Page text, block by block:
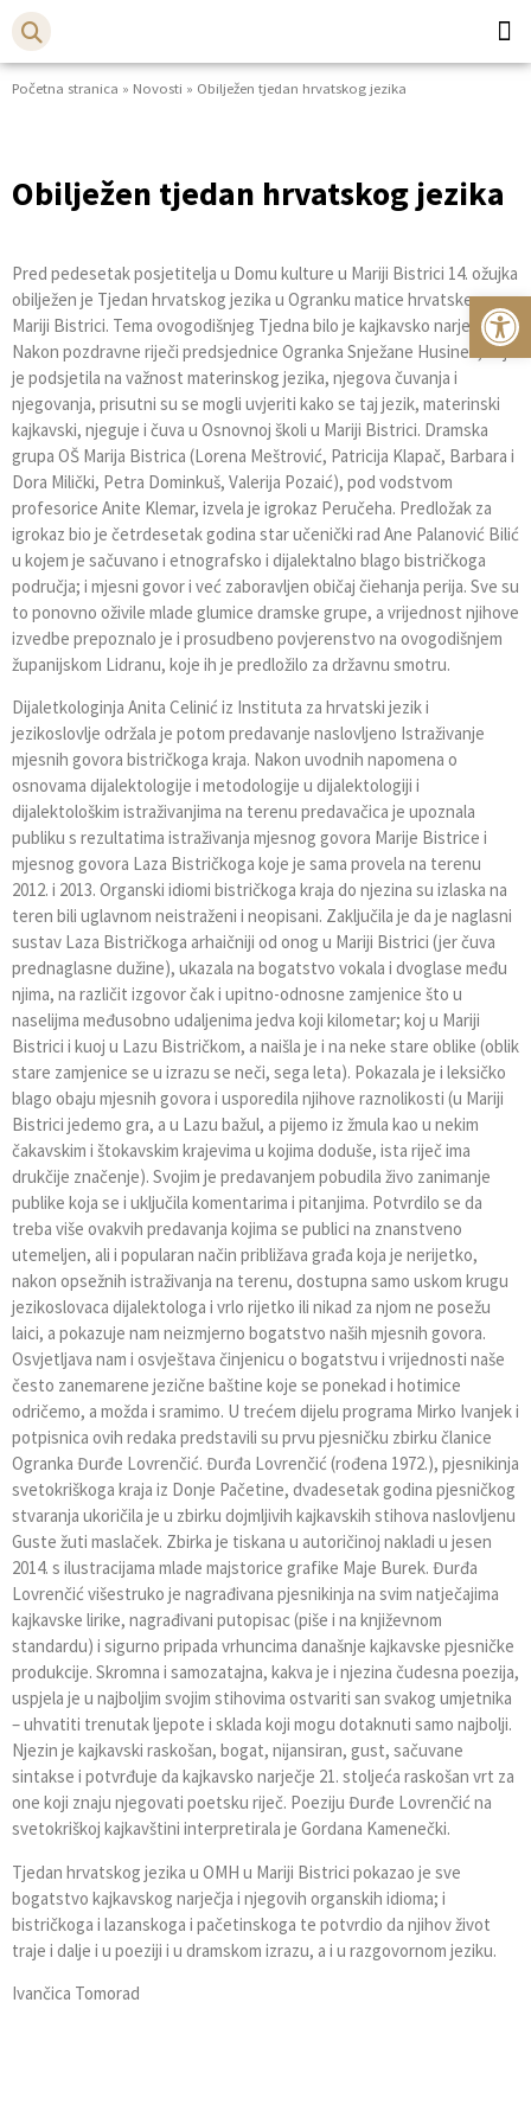
Početna stranica » Novosti » Obilježen tjedan hrvatskog jezika
Obilježen tjedan hrvatskog jezika
Pred pedesetak posjetitelja u Domu kulture u Mariji Bistrici 14. ožujka
obilježen je Tjedan hrvatskog jezika u Ogranku matice hrvatske u
Mariji Bistrici. Tema ovogodišnjeg Tjedna bilo je kajkavsko narječje.
Nakon pozdravne riječi predsjednice Ogranka Snježane Husinec, koja
je podsjetila na važnost materinskog jezika, njegova čuvanja i
njegovanja, prisutni su se mogli uvjeriti kako se taj jezik, materinski
kajkavski, njeguje i čuva u Osnovnoj školi u Mariji Bistrici. Dramska
grupa OŠ Marija Bistrica (Lorena Meštrović, Patricija Klapač, Barbara i
Dora Milički, Petra Dominkuš, Valerija Pozaić), pod vodstvom
profesorice Anite Klemar, izvela je igrokaz Peručeha. Predložak za
igrokaz bio je četrdesetak godina star učenički rad Ane Palanović Bilić
u kojem je sačuvano i etnografsko i dijalektalno blago bistričkoga
područja; i mjesni govor i već zaboravljen običaj čiehanja perija. Sve su
to ponovno oživile mlade glumice dramske grupe, a vrijednost njihove
izvedbe prepoznalo je i prosudbeno povjerenstvo na ovogodišnjem
županijskom Lidranu, koje ih je predložilo za državnu smotru.
Dijaletkologinja Anita Celinić iz Instituta za hrvatski jezik i
jezikoslovlje održala je potom predavanje naslovljeno Istraživanje
mjesnih govora bistričkoga kraja. Nakon uvodnih napomena o
osnovama dijalektologije i metodologije u dijalektologiji i
dijalektološkim istraživanjima na terenu predavačica je upoznala
publiku s rezultatima istraživanja mjesnog govora Marije Bistrice i
mjesnog govora Laza Bistričkoga koje je sama provela na terenu
2012. i 2013. Organski idiomi bistričkoga kraja do njezina su izlaska na
teren bili uglavnom neistraženi i neopisani. Zaključila je da je naglasni
sustav Laza Bistričkoga arhaičniji od onog u Mariji Bistrici (jer čuva
prednaglasne dužine), ukazala na bogatstvo vokala i dvoglase među
njima, na različit izgovor čak i upitno-odnosne zamjenice što u
naselijma međusobno udaljenima jedva koji kilometar; koj u Mariji
Bistrici i kuoj u Lazu Bistričkom, a naišla je i na neke stare oblike (oblik
stare zamjenice se u izrazu se neči, sega leta). Pokazala je i leksičko
blago obaju mjesnih govora i usporedila njihove raznolikosti (u Mariji
Bistrici jedemo gra, a u Lazu bažul, a pijemo iz žmula kao u nekim
čakavskim i štokavskim krajevima u kojima doduše, ista riječ ima
drukčije značenje). Svojim je predavanjem pobudila živo zanimanje
publike koja se i uključila komentarima i pitanjima. Potvrdilo se da
treba više ovakvih predavanja kojima se publici na znanstveno
utemeljen, ali i popularan način približava građa koja je nerijetko,
nakon opsežnih istraživanja na terenu, dostupna samo uskom krugu
jezikoslovaca dijalektologa i vrlo rijetko ili nikad za njom ne posežu
laici, a pokazuje nam neizmjerno bogatstvo naših mjesnih govora.
Osvjetljava nam i osvještava činjenicu o bogatstvu i vrijednosti naše
često zanemarene jezične baštine koje se ponekad i hotimice
odričemo, a možda i sramimo. U trećem dijelu programa Mirko Ivanjek i
potpisnica ovih redaka predstavili su prvu pjesničku zbirku članice
Ogranka Đurđe Lovrenčić. Đurđa Lovrenčić (rođena 1972.), pjesnikinja
svetokriškoga kraja iz Donje Pačetine, dvadesetak godina pjesničkog
stvaranja ukoričila je u zbirku dojmljivih kajkavskih stihova naslovljenu
Guste žuti maslaček. Zbirka je tiskana u autoričinoj nakladi u jesen
2014. s ilustracijama mlade majstorice grafike Maje Burek. Đurđa
Lovrenčić višestruko je nagrađivana pjesnikinja na svim natječajima
kajkavske lirike, nagrađivani putopisac (piše i na književnom
standardu) i sigurno pripada vrhuncima današnje kajkavske pjesničke
produkcije. Skromna i samozatajna, kakva je i njezina čudesna poezija,
uspjela je u najboljim svojim stihovima ostvariti san svakog umjetnika
– uhvatiti trenutak ljepote i sklada koji mogu dotaknuti samo najbolji.
Njezin je kajkavski raskošan, bogat, nijansiran, gust, sačuvane
sintakse i potvrđuje da kajkavsko narječje 21. stoljeća raskošan vrt za
one koji znaju njegovati poetsku riječ. Poeziju Đurđe Lovrenčić na
svetokriškoj kajkavštini interpretirala je Gordana Kamenečki.
Tjedan hrvatskog jezika u OMH u Mariji Bistrici pokazao je sve
bogatstvo kajkavskog narječja i njegovih organskih idioma; i
bistričkoga i lazanskoga i pačetinskoga te potvrdio da njihov život
traje i dalje i u poeziji i u dramskom izrazu, a i u razgovornom jeziku.
Ivančica Tomorad